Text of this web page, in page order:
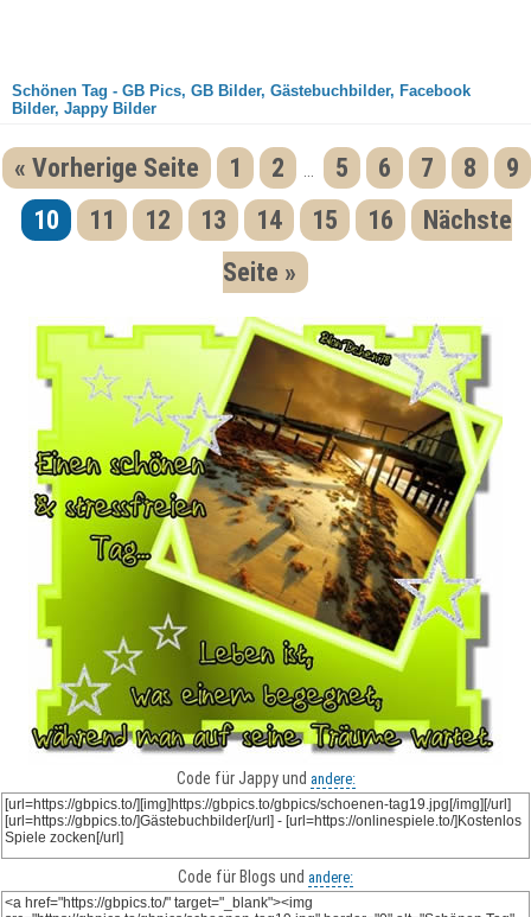
Schönen Tag - GB Pics, GB Bilder, Gästebuchbilder, Facebook
Bilder, Jappy Bilder
« Vorherige Seite 1 2 5 6 7 8
9
10
11 12 13 14 15 16
Nächste
Seite »
Code für Jappy und andere:
Code für Blogs und andere: